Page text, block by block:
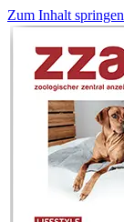
Zum Inhalt springen